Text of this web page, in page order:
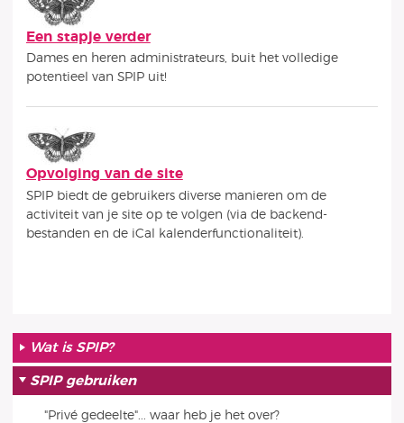
Een stapje verder
Dames en heren administrateurs, buit het volledige
potentieel van SPIP uit!
Opvolging van de site
SPIP biedt de gebruikers diverse manieren om de
activiteit van je site op te volgen (via de backend-
bestanden en de iCal kalenderfunctionaliteit).
Wat is SPIP?
SPIP gebruiken
"Privé gedeelte"... waar heb je het over?